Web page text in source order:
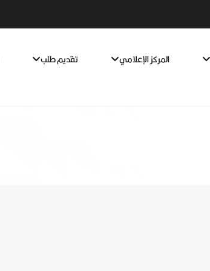
المركز الإعلامي تقديم طلب